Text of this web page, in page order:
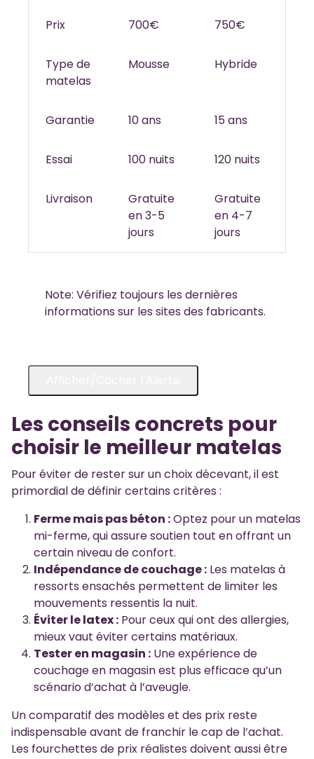
Prix 700€ 750€
Type de
matelas
Mousse Hybride
Garantie 10 ans 15 ans
Essai 100 nuits 120 nuits
Livraison
Gratuite
en 3-5
jours
Gratuite
en 4-7
jours
Note: Vérifiez toujours les dernières
informations sur les sites des fabricants.
Les conseils concrets pour
choisir le meilleur matelas
Pour éviter de rester sur un choix décevant, il est
primordial de définir certains critères :
Ferme mais pas béton :Optez pour un matelas
mi-ferme, qui assure soutien tout en offrant un
certain niveau de confort.
Indépendance de couchage : Les matelas à
ressorts ensachés permettent de limiter les
mouvements ressentis la nuit.
Éviter le latex : Pour ceux qui ont des allergies,
mieux vaut éviter certains matériaux.
Tester en magasin : Une expérience de
couchage en magasin est plus efficace qu’un
scénario d’achat à l’aveugle.
Un comparatif des modèles et des prix reste
indispensable avant de franchir le cap de l’achat.
Les fourchettes de prix réalistes doivent aussi être